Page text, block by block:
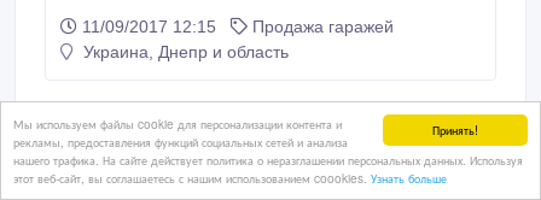
Принять!
Мы используем файлы cookie для персонализации контента и
рекламы, предоставления функций социальных сетей и анализа
нашего трафика. На сайте действует политика о неразглашении персональных данных. Используя
этот веб-сайт, вы соглашаетесь с нашим использованием coookies. Узнать больше
Евро-5, который регламентирует количество
вредных веществ в выбросах автомобилей. В ЕС
закон распространяется только на те автомобили,
новые или с пробегом, которые впервые
регистрируются в Украине.
11/09/2017 12:15
Продажа гаражей
Украина, Днепр и область
12 000 USD $